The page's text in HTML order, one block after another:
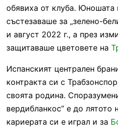
обявиха от клуба. Юношата
състезаваше за „зелено-
и август 2022 г., а през
защитаваше цветовете на
Испанският централен
контракта си с
своята родина.
вердибланкос” е до лятото
кариерата си е играл и за